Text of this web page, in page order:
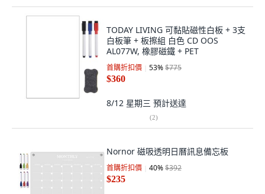
TODAY LIVING 可黏貼磁性白板 + 3支
白板筆 + 板擦組 白色 CD OOS
AL077W, 橡膠磁鐵 + PET
首購折扣價 53%$775
$360
8/12 星期三 預計送達
(2)
Nornor 磁吸透明日曆訊息備忘板
首購折扣價 40%$392
$235